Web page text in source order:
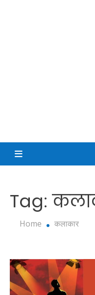
Tag:
Home कलाकार